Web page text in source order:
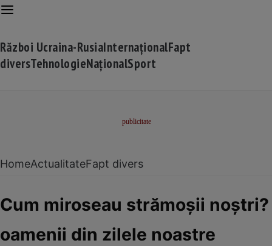
Război Ucraina-RusiaInternaționalFapt
diversTehnologieNaționalSport
HomeActualitateFapt divers
Cum miroseau strămoșii
oamenii din zilele noastre